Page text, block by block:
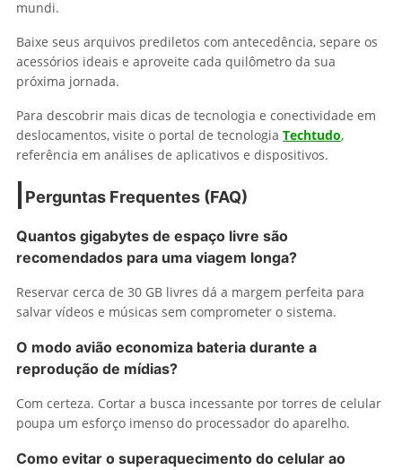
mundi.
Baixe seus arquivos prediletos com antecedência, separe os
acessórios ideais e aproveite cada quilômetro da sua
próxima jornada.
Para descobrir mais dicas de tecnologia e conectividade em
deslocamentos, visite o portal de tecnologia Techtudo,
referência em análises de aplicativos e dispositivos.
Perguntas Frequentes (FAQ)
Quantos gigabytes de espaço livre são
recomendados para uma viagem longa?
Reservar cerca de 30 GB livres dá a margem perfeita para
salvar vídeos e músicas sem comprometer o sistema.
O modo avião economiza bateria durante a
reprodução de mídias?
Com certeza. Cortar a busca incessante por torres de celular
poupa um esforço imenso do processador do aparelho.
Como evitar o superaquecimento do celular ao